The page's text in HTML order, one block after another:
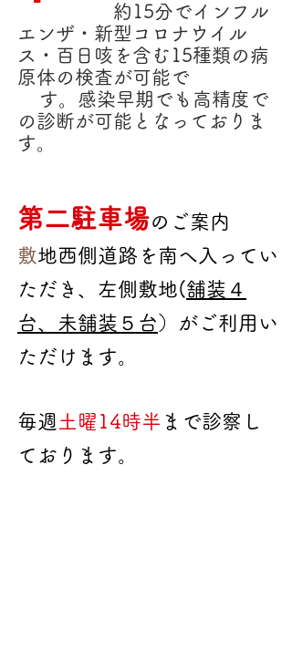
約15分でインフル
エンザ・新型コロナウイル
ス・百日咳を含む15種類の病
原体の検査が可能で
す。 感染早期でも高精度で
の診断が可能となっておりま
す。
第二駐車場のご案内
​敷地西側道路を南へ入ってい
ただき、左側敷地(舗装４
台、未舗装５台 ）がご利用い
ただけます。
毎週 土曜14時半 まで診察し
ております。